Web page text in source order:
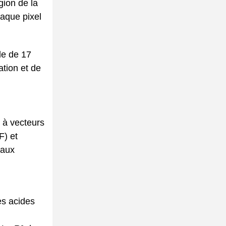
de la
pixel
de 17
et de
vecteurs
et
acides